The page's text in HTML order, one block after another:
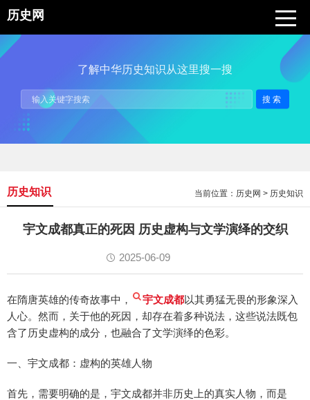
历史网
了解中华历史知识从这里搜一搜
搜索
当前位置： 历史网 > 历史知识
历史知识
宇文成都真正的死因 历史虚构与文学演绎的交织
2025-06-09
在隋唐英雄的传奇故事中， 宇文成都以其勇猛无畏的形象深入
人心。然而，关于他的死因，却存在着多种说法，这些说法既包
含了历史虚构的成分，也融合了文学演绎的色彩。
一、宇文成都：虚构的英雄人物
首先，需要明确的是，宇文成都并非历史上的真实人物，而是